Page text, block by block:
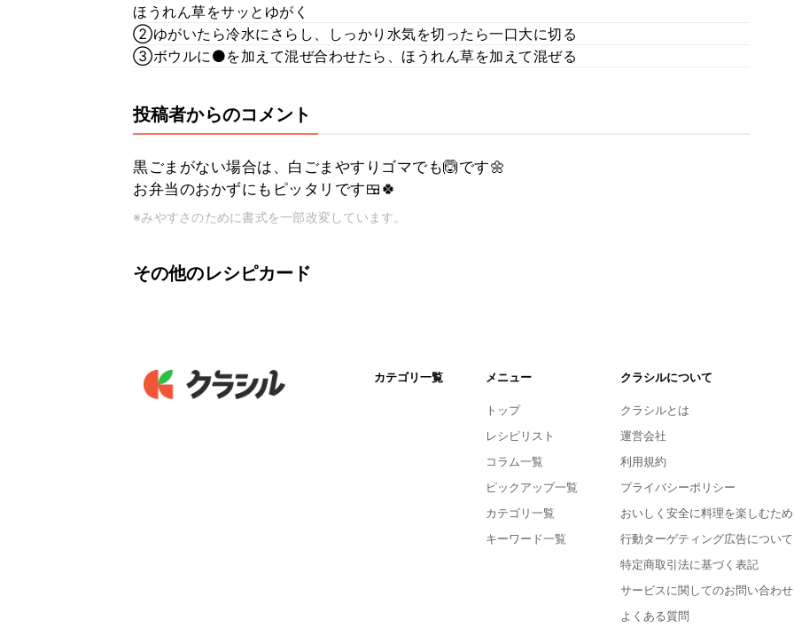
ほうれん草をサッとゆがく
②ゆがいたら冷水にさらし、しっかり水気を切ったら一口大に切る
③ボウルに⚫を加えて混ぜ合わせたら、ほうれん草を加えて混ぜる
投稿者からのコメント
黒ごまがない場合は、白ごまやすりゴマでも🙆です🌼
お弁当のおかずにもピッタリです🍱🍀
※みやすさのために書式を一部改変しています。
その他のレシピカード
カテゴリ一覧 メニュー
トップ
レシピリスト
コラム一覧
ピックアップ一覧
カテゴリ一覧
キーワード一覧
クラシルについて
クラシルとは
運営会社
利用規約
プライバシーポリシー
おいしく安全に料理を楽しむため
行動ターゲティング広告について
特定商取引法に基づく表記
サービスに関してのお問い合わせ
よくある質問